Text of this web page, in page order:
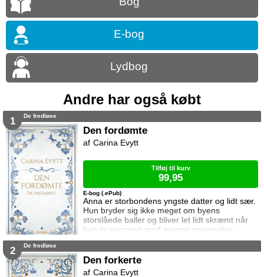
E-bog
Lydbog
Andre har også købt
1 De fredløse
Den fordømte
Anna er storbondens yngste datter og lidt sær.
Hun bryder sig ikke meget om byens
storslåede baller og bliver let lidt skræmt når
hun er sammen med mange mennesker.
Rham er tater og tæt på vanvittig. Han er
om sine egne ældre eller de magtfulde hvide.
E-bog (.ePub)
Carina Evytt
Tilføj til kurv
99,95
2 De fredløse
Den forkerte
Carina Evytt